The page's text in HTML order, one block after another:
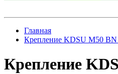
Главная
Крепление KDSU M50 BN
Крепление